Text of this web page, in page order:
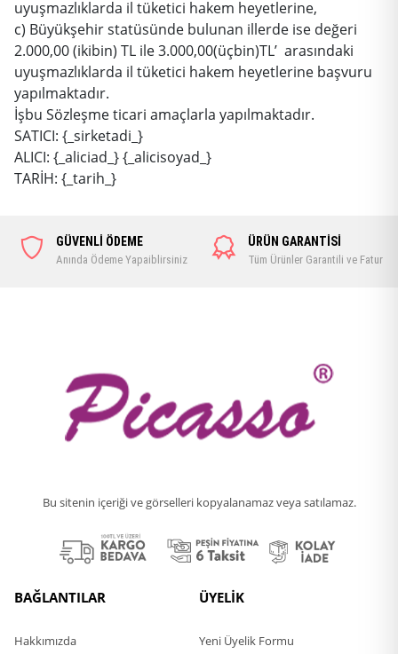
uyuşmazlıklarda il tüketici hakem heyetlerine,
c) Büyükşehir statüsünde bulunan illerde ise değeri
2.000,00 (ikibin) TL ile 3.000,00(üçbin)TL’ arasındaki
uyuşmazlıklarda il tüketici hakem heyetlerine başvuru
yapılmaktadır.
İşbu Sözleşme ticari amaçlarla yapılmaktadır.
SATICI: {_sirketadi_}
ALICI: {_aliciad_} {_alicisoyad_}
TARİH: {_tarih_}
GÜVENLİ ÖDEME
Anında Ödeme Yapaiblirsiniz
ÜRÜN GARANTİSİ
Tüm Ürünler Garantili ve Faturalı
Bu sitenin içeriği ve görselleri kopyalanamaz veya satılamaz.
BAĞLANTILAR
Hakkımızda
ÜYELİK
Yeni Üyelik Formu